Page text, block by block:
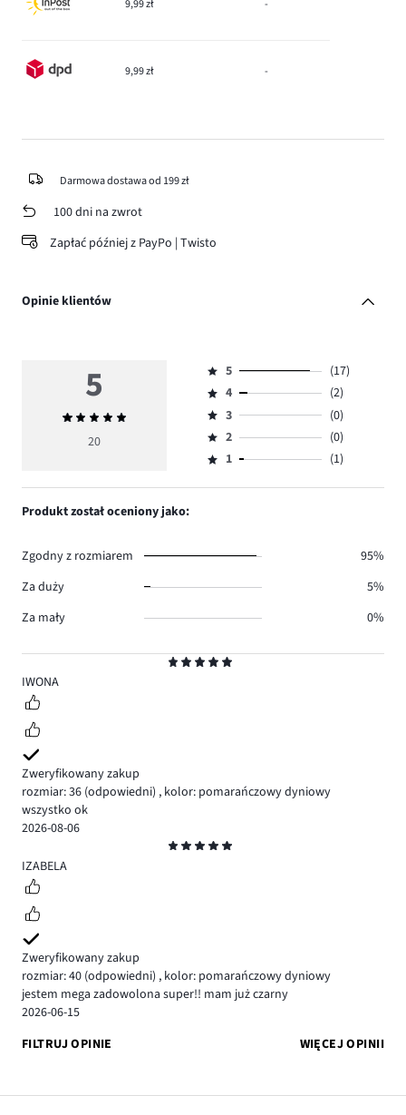
9,99 zł -
9,99 zł -
Darmowa dostawa od 199 zł
100 dni na zwrot
Zapłać później z PayPo | Twisto
Opinie klientów
5
IWONA
Zweryfikowany zakup
rozmiar: 36 (odpowiedni) , kolor: pomarańczowy dyniowy
wszystko ok
2026-08-06
5
IZABELA
Zweryfikowany zakup
rozmiar: 40 (odpowiedni) , kolor: pomarańczowy dyniowy
jestem mega zadowolona super!! mam już czarny
2026-06-15
FILTRUJ OPINIE
WIĘCEJ OPINII
5
Średnia
ocena
20
Ocena
5,
ilość
głosów
17.
5
(17)
Ocena
4,
ilość
głosów
4
(2)
Ocena
3,
ilość
3
(0)
Ocena
2,
2
(0)
Ocena
1,
1 (1)
Produkt został oceniony jako:
Zgodny z rozmiarem
95%
Za duży
5%
Za mały
0%